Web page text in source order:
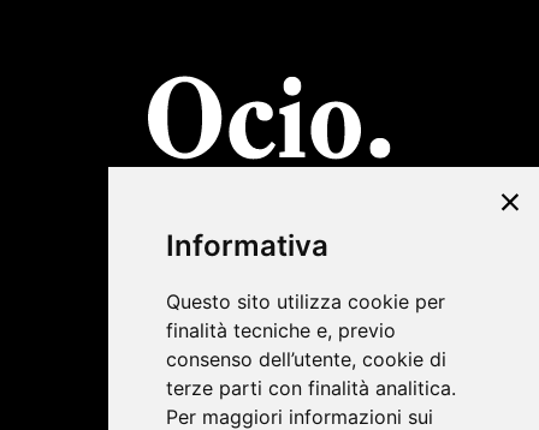
Informativa
Questo sito utilizza cookie per
finalità tecniche e, previo
consenso dell’utente, cookie di
terze parti con finalità analitica.
Per maggiori informazioni sui
Privacy Policy | Cookie Policy